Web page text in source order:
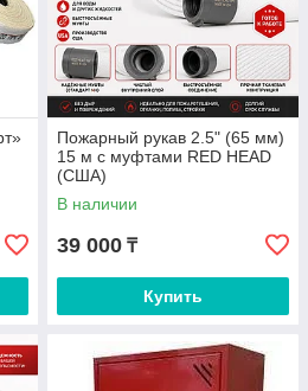
Пожарный рукав 2.5" (65 мм)
15 м с муфтами RED HEAD
(США)
В наличии
39 000 ₸
Купить